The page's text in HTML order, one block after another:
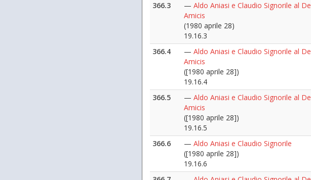
366.3
— Aldo Aniasi e Claudio Signorile al De
Amicis
(1980 aprile 28)
19.16.3
366.4
— Aldo Aniasi e Claudio Signorile al De
Amicis
([1980 aprile 28])
19.16.4
366.5
— Aldo Aniasi e Claudio Signorile al De
Amicis
([1980 aprile 28])
19.16.5
366.6
— Aldo Aniasi e Claudio Signorile
([1980 aprile 28])
19.16.6